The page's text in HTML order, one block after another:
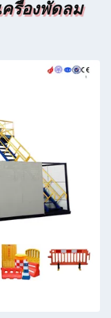
ครื่องพัดลม